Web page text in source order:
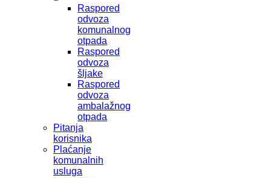
Raspored
odvoza
komunalnog
otpada
Raspored
odvoza
šljake
Raspored
odvoza
ambalažnog
otpada
Pitanja
korisnika
Plaćanje
komunalnih
usluga